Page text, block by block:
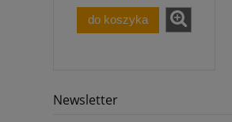
do koszyka
Newsletter